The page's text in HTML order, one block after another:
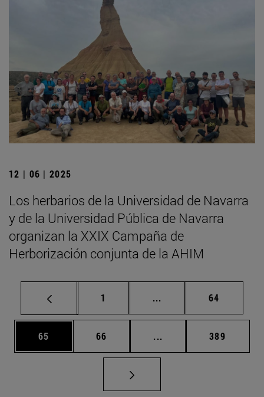
12 | 06 | 2025
Los herbarios de la Universidad de Navarra
y de la Universidad Pública de Navarra
organizan la XXIX Campaña de
Herborización conjunta de la AHIM
Página
1 ... Páginas intermedias
Página
64
Página
65 Página
66 ... Páginas intermedias
Página
389